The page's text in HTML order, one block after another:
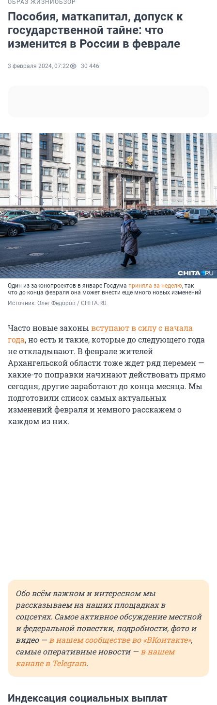
ОБРАЗ ЖИЗНИ ОБЗОР
Пособия, маткапитал, допуск к
государственной тайне: что
изменится в России в феврале
3 февраля 2024, 07:22 30 446
Один из законопроектов в январе Госдума приняла за неделю, так
что до конца февраля она может внести еще много новых изменений
Источник: Олег Фёдоров / CHITA.RU
Часто новые законы вступают в силу с начала
года, но есть и такие, которые до следующего года
не откладывают. В феврале жителей
Архангельской области тоже ждет ряд перемен —
какие-то поправки начинают действовать прямо
сегодня, другие заработают до конца месяца. Мы
подготовили список самых актуальных
изменений февраля и немного расскажем о
каждом из них.
Обо всём важном и интересном мы
рассказываем на наших площадках в
соцсетях. Самое активное обсуждение местной
и федеральной повестки, подробности, фото и
видео — в нашем сообществе во «ВКонтакте»,
самые оперативные новости — в нашем
канале в Telegram.
Индексация социальных выплат